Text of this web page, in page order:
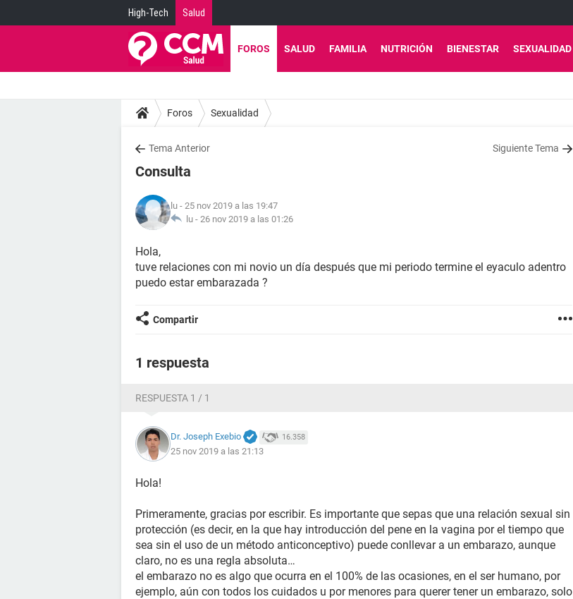
High-Tech Salud
FOROS SALUD FAMILIA NUTRICIÓN BIENESTAR SEXUALIDAD
Foros Sexualidad
Tema Anterior Siguiente Tema
Consulta
lu - 25 nov 2019 a las 19:47
lu - 26 nov 2019 a las 01:26
Hola,
tuve relaciones con mi novio un día después que mi periodo termine el eyaculo adentro
puedo estar embarazada ?
Compartir
1 respuesta
RESPUESTA 1 / 1
Dr. Joseph Exebio 16.358
25 nov 2019 a las 21:13
Hola!
Primeramente, gracias por escribir. Es importante que sepas que una relación sexual sin
protección (es decir, en la que hay introducción del pene en la vagina por el tiempo que
sea sin el uso de un método anticonceptivo) puede conllevar a un embarazo, aunque
claro, no es una regla absoluta…
el embarazo no es algo que ocurra en el 100% de las ocasiones, en el ser humano, por
ejemplo, aún con todos los cuidados u por menores para querer tener un embarazo, solo